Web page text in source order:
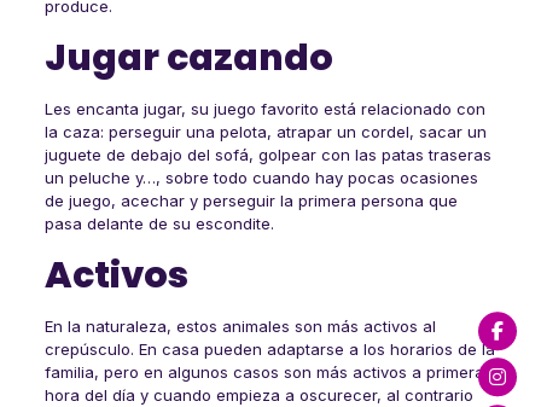
produce.
Jugar cazando
Les encanta jugar, su juego favorito está relacionado con
la caza: perseguir una pelota, atrapar un cordel, sacar un
juguete de debajo del sofá, golpear con las patas traseras
un peluche y…, sobre todo cuando hay pocas ocasiones
de juego, acechar y perseguir la primera persona que
pasa delante de su escondite.
Activos
En la naturaleza, estos animales son más activos al
crepúsculo. En casa pueden adaptarse a los horarios de la
familia, pero en algunos casos son más activos a primera
hora del día y cuando empieza a oscurecer, al contrario